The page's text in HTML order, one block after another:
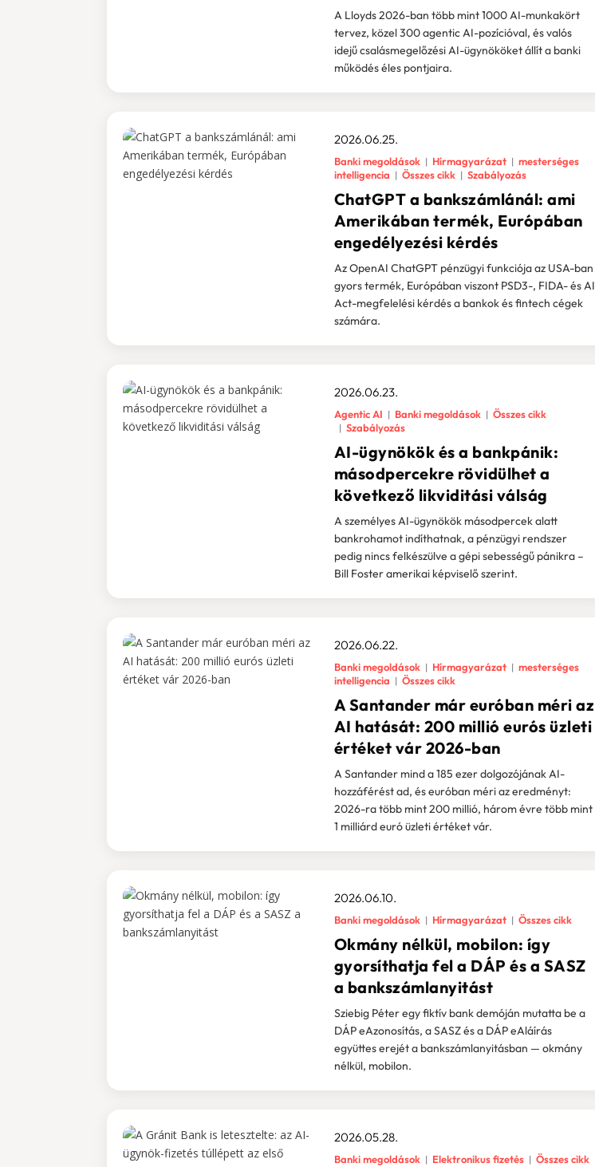
A Lloyds 2026-ban több mint 1000 AI-munkakört
tervez, közel 300 agentic AI-pozícióval, és valós
idejű csalásmegelőzési AI-ügynököket állít a banki
működés éles pontjaira.
ChatGPT a bankszámlánál: ami
Amerikában termék, Európában
engedélyezési kérdés
2026.06.25.
Banki megoldások Hírmagyarázat
mesterséges
intelligencia
Összes cikk Szabályozás
Az OpenAI ChatGPT pénzügyi funkciója az USA-ban
gyors termék, Európában viszont PSD3-, FIDA- és AI
Act-megfelelési kérdés a bankok és fintech cégek
számára.
AI-ügynökök és a bankpánik:
másodpercekre rövidülhet a
következő likviditási válság
2026.06.23.
Agentic AI Banki megoldások
Összes cikk
Szabályozás
A személyes AI-ügynökök másodpercek alatt
bankrohamot indíthatnak, a pénzügyi rendszer
pedig nincs felkészülve a gépi sebességű pánikra –
Bill Foster amerikai képviselő szerint.
A Santander már euróban méri az
AI hatását: 200 millió eurós üzleti
értéket vár 2026-ban
2026.06.22.
Banki megoldások Hírmagyarázat
mesterséges
intelligencia
Összes cikk
A Santander mind a 185 ezer dolgozójának AI-
hozzáférést ad, és euróban méri az eredményt:
2026-ra több mint 200 millió, három évre több mint
1 milliárd euró üzleti értéket vár.
Okmány nélkül, mobilon: így
gyorsíthatja fel a DÁP és a SASZ
a bankszámlanyitást
2026.06.10.
Banki megoldások Hírmagyarázat Összes cikk
Sziebig Péter egy fiktív bank demóján mutatta be a
DÁP eAzonosítás, a SASZ és a DÁP eAláírás
együttes erejét a bankszámlanyitásban — okmány
nélkül, mobilon.
2026.05.28.
Banki megoldások Elektronikus fizetés Összes cikk